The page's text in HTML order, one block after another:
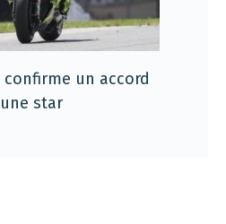
confirme un accord
star